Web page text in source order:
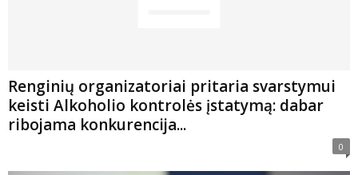
Renginių organizatoriai pritaria svarstymui
keisti Alkoholio kontrolės įstatymą: dabar
ribojama konkurencija...
0